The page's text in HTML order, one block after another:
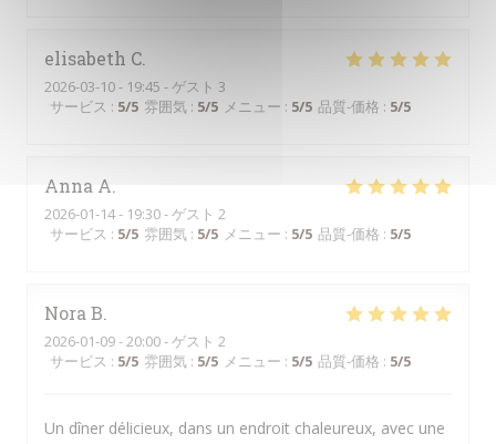
elisabeth C
2026-03-10- 19:45 - ゲスト 3
サービス : 5/5 雰囲気 : 5/5 メニュー : 5/5 品質-価格 : 5/5
Anna A
2026-01-14- 19:30 - ゲスト 2
サービス : 5/5 雰囲気 : 5/5 メニュー : 5/5 品質-価格 : 5/5
Nora B
2026-01-09- 20:00 - ゲスト 2
サービス : 5/5 雰囲気 : 5/5 メニュー : 5/5 品質-価格 : 5/5
Un dîner délicieux, dans un endroit chaleureux, avec une